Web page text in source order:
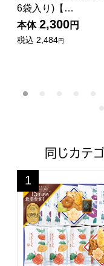
6袋入り)【…
本体 2,300円
税込 2,484円
同じカテ
中央軒煎餅 花色し
1
位